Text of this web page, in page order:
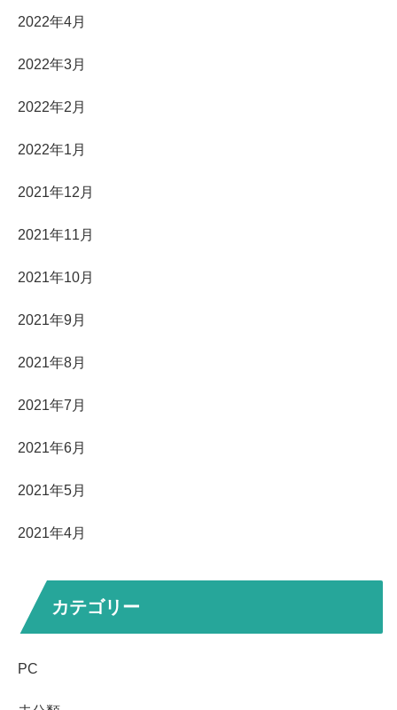
2022年4月
2022年3月
2022年2月
2022年1月
2021年12月
2021年11月
2021年10月
2021年9月
2021年8月
2021年7月
2021年6月
2021年5月
2021年4月
カテゴリー
PC